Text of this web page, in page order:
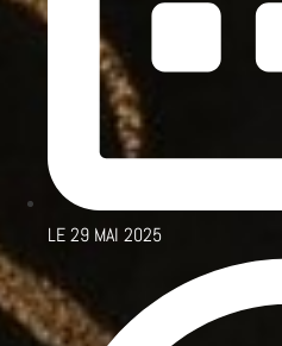
LE29 MAI 2025